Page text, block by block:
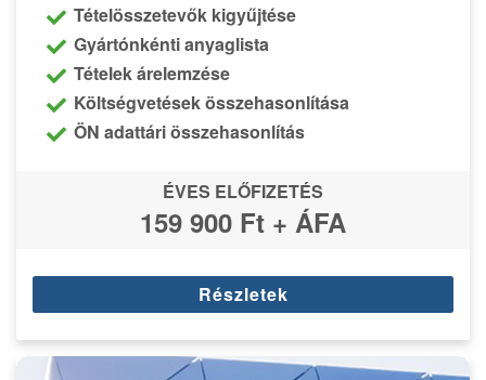
Tételösszetevők kigyűjtése
Gyártónkénti anyaglista
Tételek árelemzése
Költségvetések összehasonlítása
ÖN adattári összehasonlítás
ÉVES ELŐFIZETÉS
159 900 Ft + ÁFA
Részletek